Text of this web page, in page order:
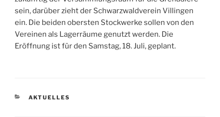
sein, darüber zieht der Schwarzwaldverein Villingen
ein. Die beiden obersten Stockwerke sollen von den
Vereinen als Lagerräume genutzt werden. Die
Eröffnung ist für den Samstag, 18. Juli, geplant.
KATEGORIEN
AKTUELLES